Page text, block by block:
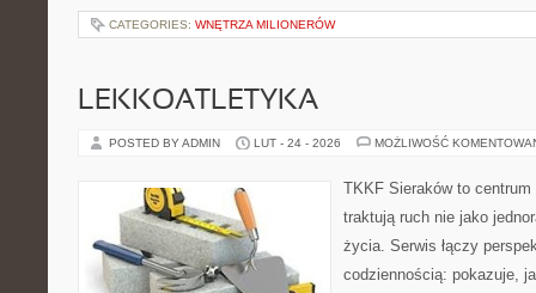
CATEGORIES: WNĘTRZA MILIONERÓW
LEKKOATLETYKA
POSTED BY ADMIN LUT - 24 - 2026 MOŻLIWOŚĆ
TKKF Sieraków to
traktują ruch nie jako
życia. Serwis łączy
codziennością: pokazuje,